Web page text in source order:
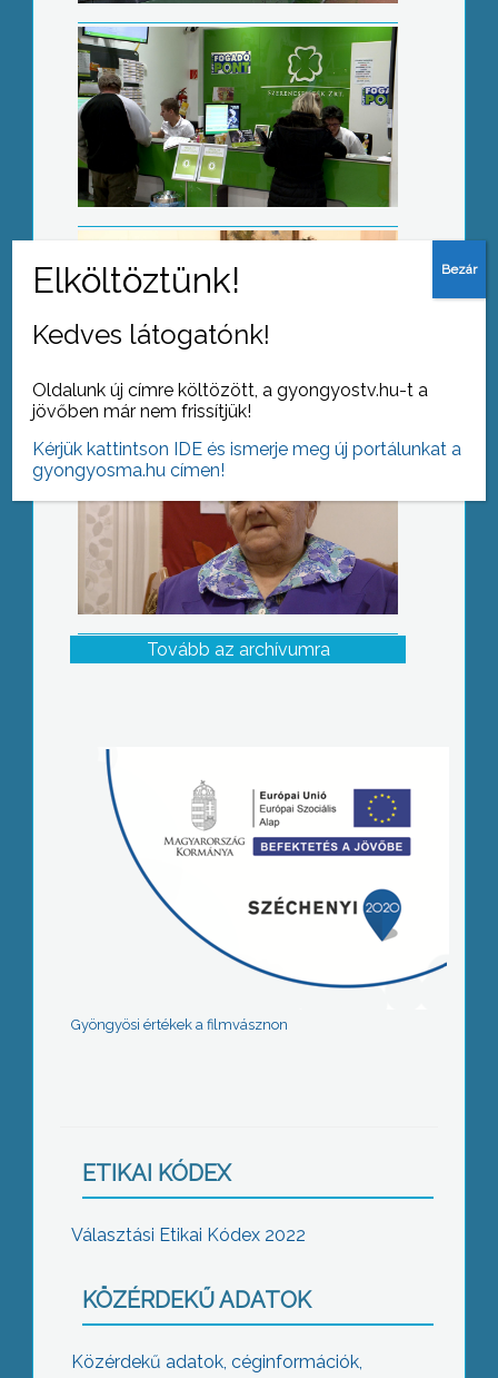
Kutya világ
Születésnapi köszöntés
Tovább az archívumra
Gyöngyösi értékek a filmvásznon
ETIKAI KÓDEX
Választási Etikai Kódex 2022
KÖZÉRDEKŰ ADATOK
Közérdekű adatok, céginformációk,
Kedves látogatónk!
Oldalunk új címre költözött, a gyongyostv.hu-t a
jövőben már nem frissítjük!
Kérjük kattintson IDE és ismerje meg új portálunkat a
gyongyosma.hu címen!